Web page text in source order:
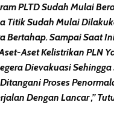
PLTD Sudah Mulai
Titik Sudah Mulai
Bertahap. Sampai Saat
Aset Kelistrikan PLN
Dievakuasi Sehingga
Proses
Dengan Lancar ,”